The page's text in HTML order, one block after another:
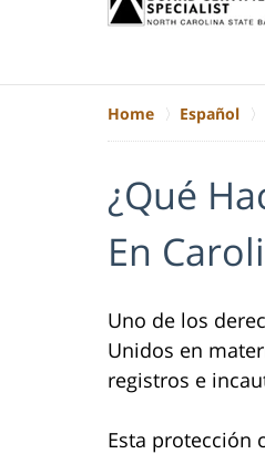
Home Español
¿Qué
En
Uno de los
Unidos en
registros e
Esta protección